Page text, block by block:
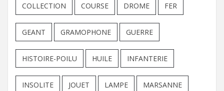
COLLECTION COURSE DROME FER
GEANT GRAMOPHONE GUERRE
HISTOIRE-POILU HUILE INFANTERIE
INSOLITE JOUET LAMPE MARSANNE